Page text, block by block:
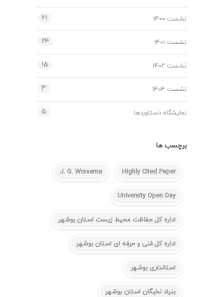
نشست ۱۴۰۰ ۶۱
نشست ۱۴۰۱ ۲۴
نشست ۱۴۰۲ ۱۵
نشست ۱۴۰۴ ۳
نمایشگاه دستاوردها ۵
برچسب ها
Highly Cited Paper
J. G. Wissema
University Open Day
اداره کل حفاظت محیط زیست استان بوشهر
اداره کل فنی و حرفه ای استان بوشهر
استانداری بوشهر
بنیاد نخبگان استان بوشهر